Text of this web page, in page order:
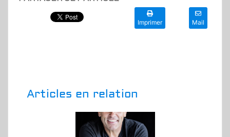
Imprimer Mail
Articles en relation